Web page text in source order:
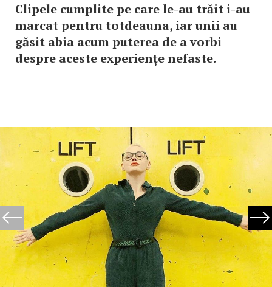
Clipele cumplite pe care le-au trăit i-au
marcat pentru totdeauna, iar unii au
găsit abia acum puterea de a vorbi
despre aceste experiențe nefaste.